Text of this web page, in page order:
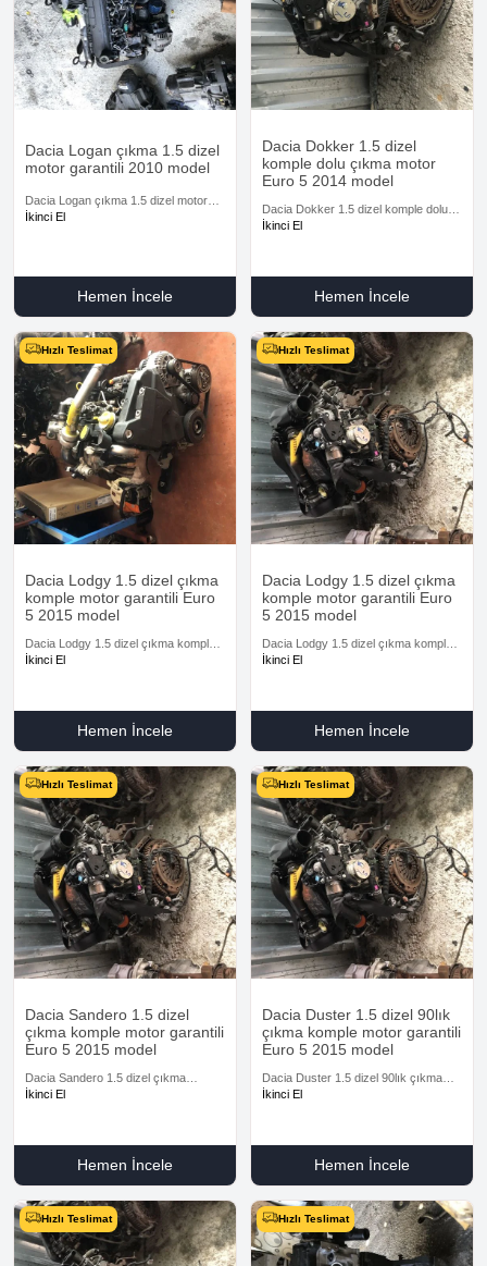
Dacia Logan çıkma 1.5 dizel
motor garantili 2010 model
Dacia Logan çıkma 1.5 dizel motor
garantili 2010 model
İkinci El
Hemen İncele
Dacia Dokker 1.5 dizel
komple dolu çıkma motor
Euro 5 2014 model
Dacia Dokker 1.5 dizel komple dolu
çıkma motor Euro 5 2014 model
İkinci El
Hemen İncele
Hızlı Teslimat
Dacia Lodgy 1.5 dizel çıkma
komple motor garantili Euro
5 2015 model
Dacia Lodgy 1.5 dizel çıkma komple
motor garantili Euro 5 2015 model
İkinci El
Hemen İncele
Hızlı Teslimat
Dacia Lodgy 1.5 dizel çıkma
komple motor garantili Euro
5 2015 model
Dacia Lodgy 1.5 dizel çıkma komple
motor garantili Euro 5 2015 model
İkinci El
Hemen İncele
Hızlı Teslimat
Dacia Sandero 1.5 dizel
çıkma komple motor garantili
Euro 5 2015 model
Dacia Sandero 1.5 dizel çıkma
komple motor garantili Euro 5 2015
İkinci El
Hemen İncele
Hızlı Teslimat
Dacia Duster 1.5 dizel 90lık
çıkma komple motor garantili
Euro 5 2015 model
Dacia Duster 1.5 dizel 90lık çıkma
komple motor garantili Euro 5 2015
İkinci El
Hemen İncele
Hızlı Teslimat Hızlı Teslimat